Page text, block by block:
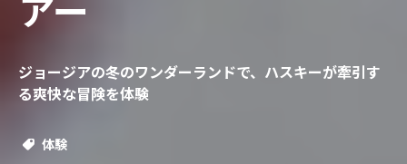
ジョージアの冬のワンダーランドで、ハスキーが牽引す
る爽快な冒険を体験
体験